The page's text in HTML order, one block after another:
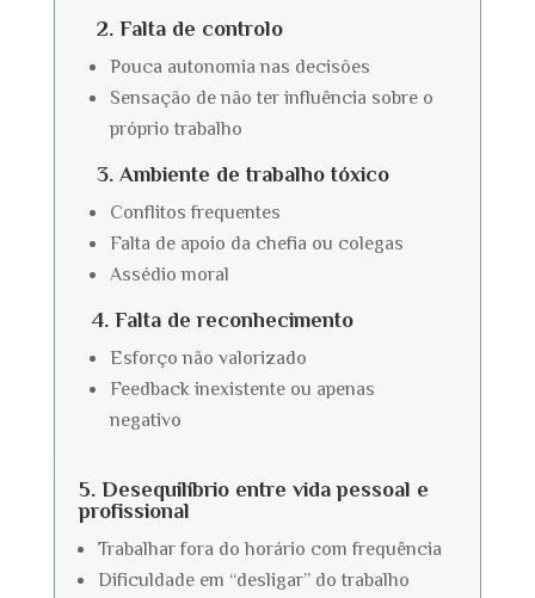
2. Falta de controlo
Pouca autonomia nas decisões
Sensação de não ter influência sobre o
próprio trabalho
3. Ambiente de trabalho tóxico
Conflitos frequentes
Falta de apoio da chefia ou colegas
Assédio moral
4. Falta de reconhecimento
Esforço não valorizado
Feedback inexistente ou apenas
negativo
5. Desequilíbrio entre vida pessoal e
profissional
Trabalhar fora do horário com frequência
Dificuldade em “desligar” do trabalho